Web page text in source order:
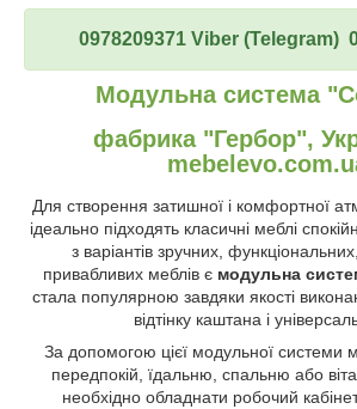
0978209371 Viber (Telegram)
Модульна система
фабрика "Гербор",
Для створення затишної і комфортної
ідеально підходять класичні меблі
з варіантів зручних,
привабливих меблів є модульна
стала популярною завдяки якості
відтінку каштана і
За допомогою цієї модульної системи
передпокій, їдальню, спальню або
необхідно обладнати робочий